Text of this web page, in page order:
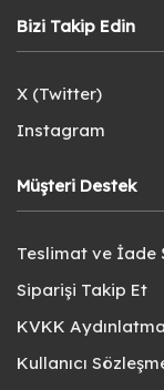
Bizi Takip Edin
X (Twitter)
Instagram
Müşteri Destek
Teslimat ve İade
Siparişi Takip Et
KVKK
Kullanıcı